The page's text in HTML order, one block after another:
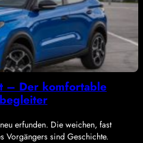
– Der komfortable
erfunden. Die weichen, fast
Vorgängers sind Geschichte.